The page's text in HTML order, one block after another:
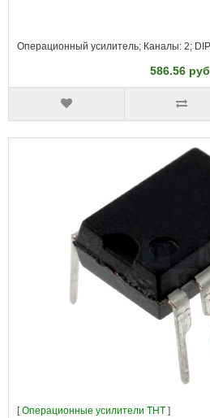
Операционный усилитель; Каналы: 2;
586.56
[Операционные усилители THT ]